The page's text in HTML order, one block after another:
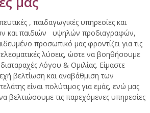
, παιδαγωγικές υπηρεσίες και
και παιδιών υψηλών προδιαγραφών,
προσωπικό μας φροντίζει για τις
λύσεις, ώστε να βοηθήσουμε
διαταραχές Λόγου & Ομιλίας. Είμαστε
βελτίωση και αναβάθμιση των
είναι πολύτιμος για εμάς, ενώ μας
να βελτιώσουμε τις παρεχόμενες υπηρεσίες